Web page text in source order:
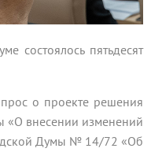
состоялось пятьдесят
о проекте решения
«О внесении изменений
Думы № 14/72 «Об